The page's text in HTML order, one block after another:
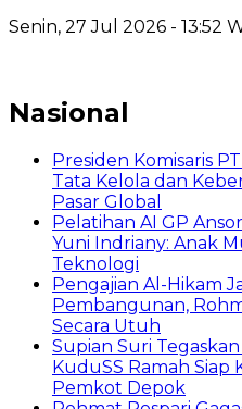
Senin, 27 Jul 2026 - 13:52
Nasional
Presiden Komisaris
Tata Kelola dan
Pasar Global
Pelatihan AI GP
Yuni Indriany: Anak
Teknologi
Pengajian Al-Hikam
Pembangunan,
Secara Utuh
Supian Suri
KuduSS Ramah Siap
Pemkot Depok